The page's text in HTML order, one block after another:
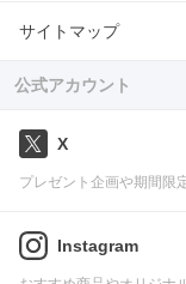
サイトマップ
公式アカウント
X
プレゼント企画や期間限
Instagram